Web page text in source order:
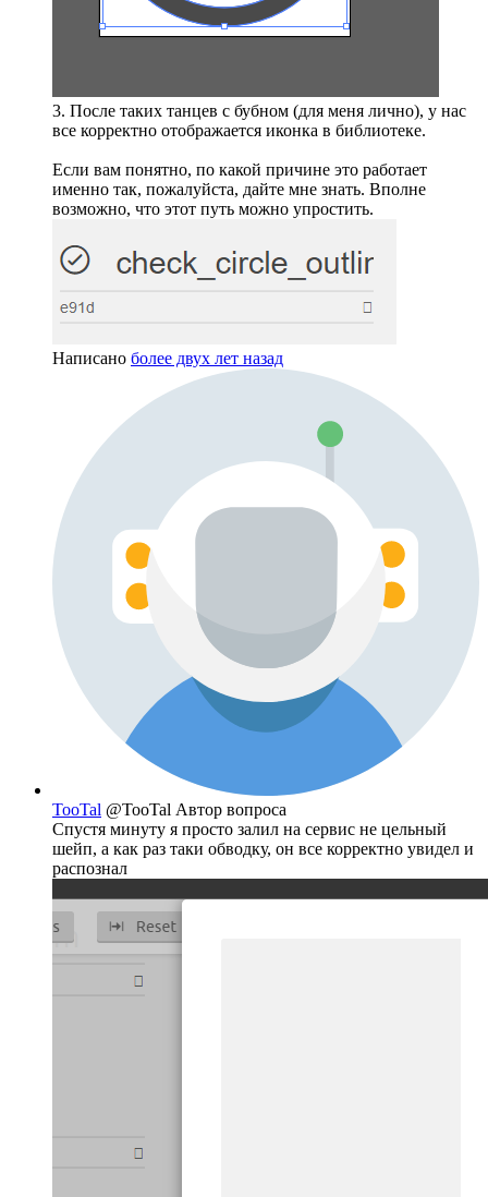
3. После таких танцев с бубном (для меня лично), у нас
все корректно отображается иконка в библиотеке.
Если вам понятно, по какой причине это работает
именно так, пожалуйста, дайте мне знать. Вполне
возможно, что этот путь можно упростить.
Написано более двух лет назад
TooTal @TooTal Автор вопроса
Спустя минуту я просто залил на сервис не цельный
шейп, а как раз таки обводку, он все корректно увидел и
распознал